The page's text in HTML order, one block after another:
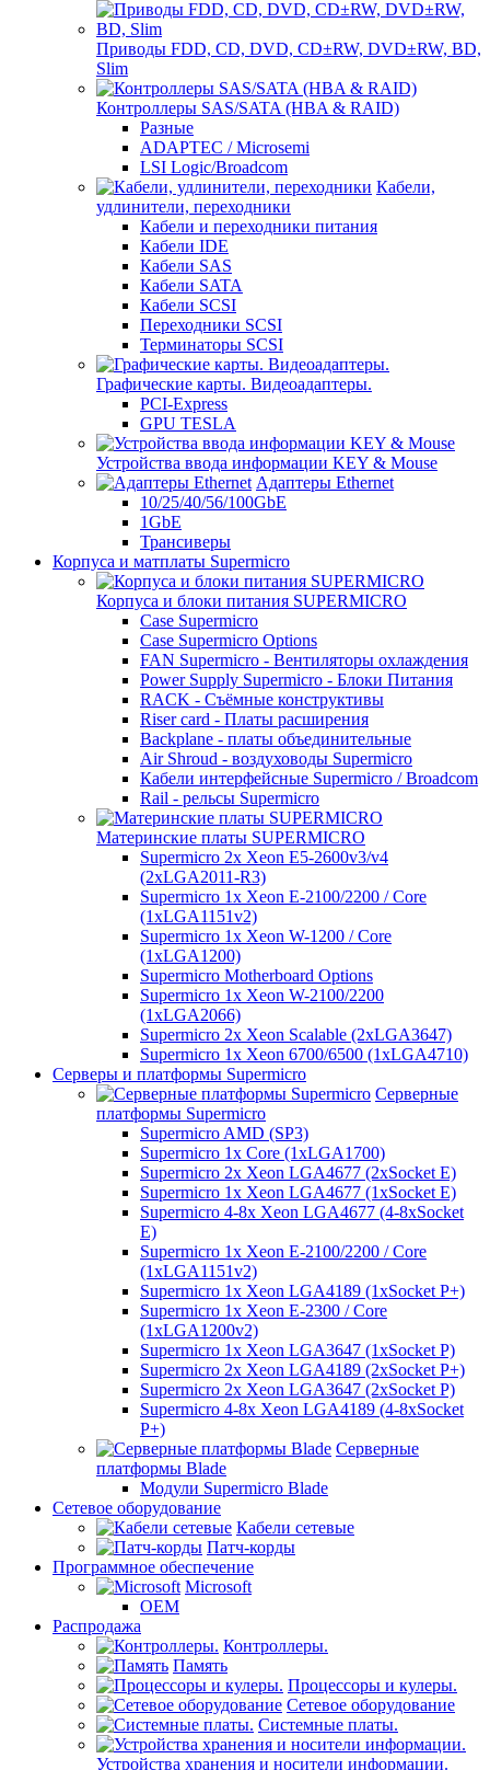
Приводы FDD, CD, DVD, CD±RW, DVD±RW, BD,
Slim
Контроллеры SAS/SATA (HBA & RAID)
Разные
ADAPTEC / Microsemi
LSI Logic/Broadcom
Кабели,
удлинители, переходники
Кабели и переходники питания
Кабели IDE
Кабели SAS
Кабели SATA
Кабели SCSI
Переходники SCSI
Терминаторы SCSI
Графические карты. Видеоадаптеры.
PCI-Express
GPU TESLA
Устройства ввода информации KEY & Mouse
Адаптеры Ethernet
10/25/40/56/100GbE
1GbE
Трансиверы
Корпуса и матплаты Supermicro
Корпуса и блоки питания SUPERMICRO
Case Supermicro
Case Supermicro Options
FAN Supermicro - Вентиляторы охлаждения
Power Supply Supermicro - Блоки Питания
RACK - Съёмные конструктивы
Riser card - Платы расширения
Backplane - платы объединительные
Air Shroud - воздуховоды Supermicro
Кабели интерфейсные Supermicro / Broadcom
Rail - рельсы Supermicro
Материнские платы SUPERMICRO
Supermicro 2x Xeon E5-2600v3/v4
(2xLGA2011-R3)
Supermicro 1x Xeon E-2100/2200 / Core
(1xLGA1151v2)
Supermicro 1x Xeon W-1200 / Core
(1xLGA1200)
Supermicro Motherboard Options
Supermicro 1x Xeon W-2100/2200
(1xLGA2066)
Supermicro 2x Xeon Scalable (2xLGA3647)
Supermicro 1x Xeon 6700/6500 (1xLGA4710)
Серверы и платформы Supermicro
Серверные
платформы Supermicro
Supermicro AMD (SP3)
Supermicro 1x Core (1xLGA1700)
Supermicro 2x Xeon LGA4677 (2xSocket E)
Supermicro 1x Xeon LGA4677 (1xSocket E)
Supermicro 4-8x Xeon LGA4677 (4-8xSocket
E)
Supermicro 1x Xeon E-2100/2200 / Core
(1xLGA1151v2)
Supermicro 1x Xeon LGA4189 (1xSocket P+)
Supermicro 1x Xeon E-2300 / Core
(1xLGA1200v2)
Supermicro 1x Xeon LGA3647 (1xSocket P)
Supermicro 2x Xeon LGA4189 (2xSocket P+)
Supermicro 2x Xeon LGA3647 (2xSocket P)
Supermicro 4-8x Xeon LGA4189 (4-8xSocket
P+)
Серверные
платформы Blade
Модули Supermicro Blade
Сетевое оборудование
Кабели сетевые
Патч-корды
Программное обеспечение
Microsoft
OEM
Распродажа
Контроллеры.
Память
Процессоры и кулеры.
Сетевое оборудование
Системные платы.
Устройства хранения и носители информации.